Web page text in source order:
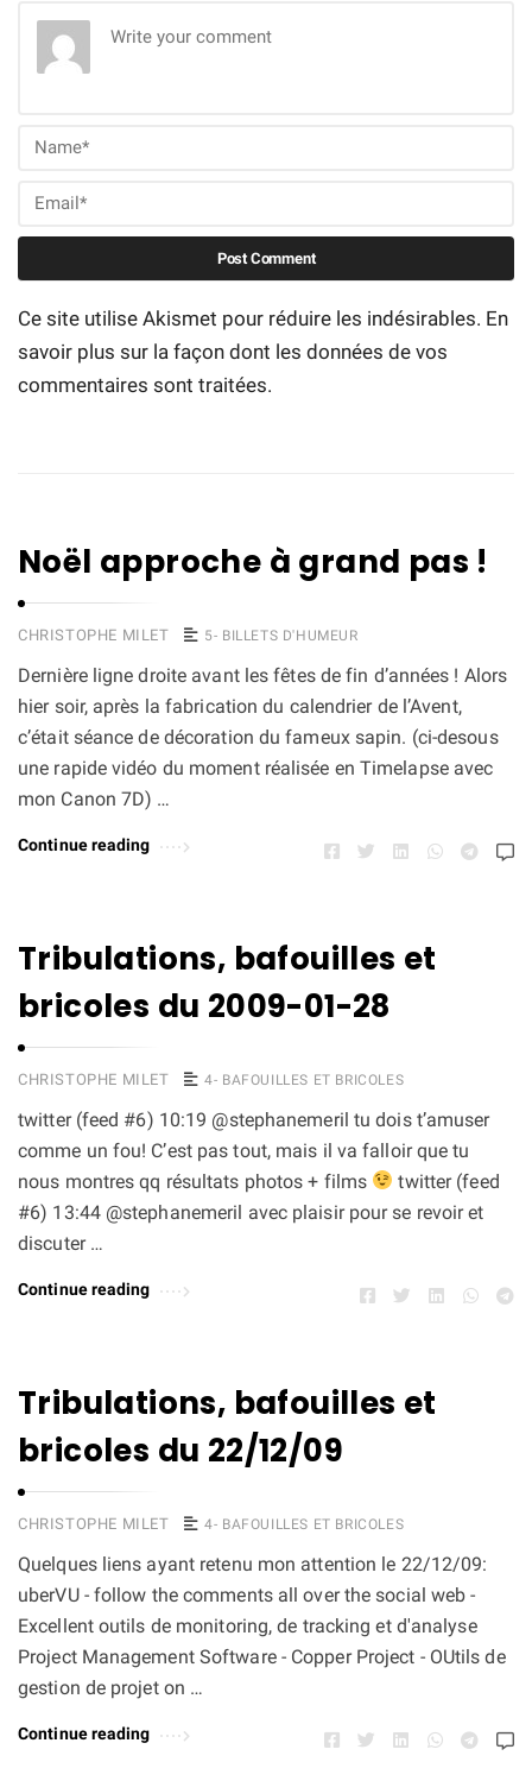
Ce site utilise Akismet pour réduire les indésirables. En
savoir plus sur la façon dont les données de vos
commentaires sont traitées.
Noël approche à grand pas !
CHRISTOPHE MILET 5- BILLETS D'HUMEUR
Dernière ligne droite avant les fêtes de fin d’années ! Alors
hier soir, après la fabrication du calendrier de l’Avent,
c’était séance de décoration du fameux sapin. (ci-desous
une rapide vidéo du moment réalisée en Timelapse avec
mon Canon 7D) …
Continue reading
Tribulations, bafouilles et
bricoles du 2009-01-28
CHRISTOPHE MILET 4- BAFOUILLES ET BRICOLES
twitter (feed #6) 10:19 @stephanemeril tu dois t’amuser
comme un fou! C’est pas tout, mais il va falloir que tu
nous montres qq résultats photos + films
twitter (feed
#6) 13:44 @stephanemeril avec plaisir pour se revoir et
discuter …
Continue reading
Tribulations, bafouilles et
bricoles du 22/12/09
CHRISTOPHE MILET 4- BAFOUILLES ET BRICOLES
Quelques liens ayant retenu mon attention le 22/12/09:
uberVU - follow the comments all over the social web -
Excellent outils de monitoring, de tracking et d'analyse
Project Management Software - Copper Project - OUtils de
gestion de projet on …
Continue reading
faire d'erreurs,
Gérer au mieux votre budget matériel
t'aider à réaliser et raconter des histoires et devenir un vrai pro de l'image
et tout ce qui peut vous y aider directement ou indirectement. Vous